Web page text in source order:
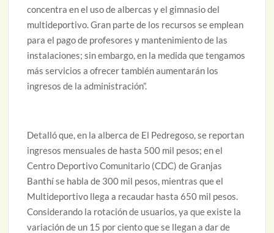
concentra en el uso de albercas y el gimnasio del
multideportivo. Gran parte de los recursos se emplean
para el pago de profesores y mantenimiento de las
instalaciones; sin embargo, en la medida que tengamos
más servicios a ofrecer también aumentarán los
ingresos de la administración”.
Detalló que, en la alberca de El Pedregoso, se reportan
ingresos mensuales de hasta 500 mil pesos; en el
Centro Deportivo Comunitario (CDC) de Granjas
Banthí se habla de 300 mil pesos, mientras que el
Multideportivo llega a recaudar hasta 650 mil pesos.
Considerando la rotación de usuarios, ya que existe la
variación de un 15 por ciento que se llegan a dar de